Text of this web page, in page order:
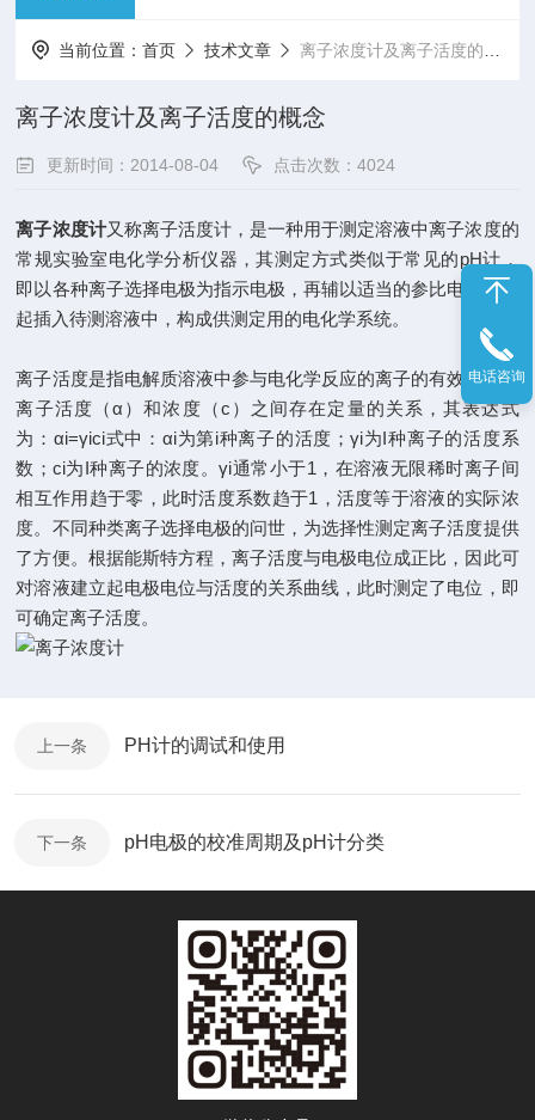
当前位置：首页 技术文章 离子浓度计及离子活度的概念
离子浓度计及离子活度的概念
更新时间：2014-08-04 点击次数：4024
离子浓度计又称离子活度计，是一种用于测定溶液中离子浓度的
常规实验室电化学分析仪器，其测定方式类似于常见的pH计，
即以各种离子选择电极为指示电极，再辅以适当的参比电极，一
起插入待测溶液中，构成供测定用的电化学系统。
离子活度是指电解质溶液中参与电化学反应的离子的有效浓度。
离子活度（α）和浓度（c）之间存在定量的关系，其表达式
为：αi=γici式中：αi为第i种离子的活度；γi为I种离子的活度系
数；ci为I种离子的浓度。γi通常小于1，在溶液无限稀时离子间
相互作用趋于零，此时活度系数趋于1，活度等于溶液的实际浓
度。不同种类离子选择电极的问世，为选择性测定离子活度提供
了方便。根据能斯特方程，离子活度与电极电位成正比，因此可
对溶液建立起电极电位与活度的关系曲线，此时测定了电位，即
可确定离子活度。
上一条 PH计的调试和使用
下一条 pH电极的校准周期及pH计分类
电话咨询